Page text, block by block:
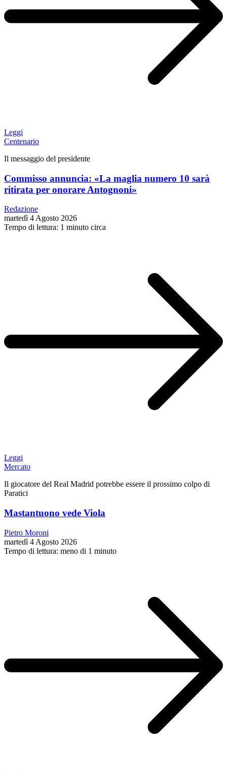
Leggi
Centenario
Il messaggio del presidente
Commisso annuncia: «La maglia numero 10 sarà
ritirata per onorare Antognoni»
Redazione
martedì 4 Agosto 2026
Tempo di lettura: 1 minuto circa
Leggi
Mercato
Il giocatore del Real Madrid potrebbe essere il prossimo colpo di
Paratici
Mastantuono vede Viola
Pietro Moroni
martedì 4 Agosto 2026
Tempo di lettura: meno di 1 minuto